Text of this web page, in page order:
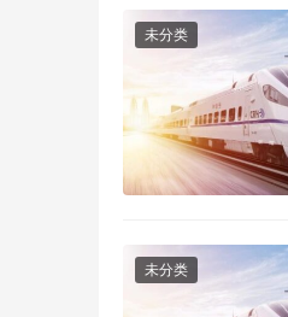
未分类
未分类